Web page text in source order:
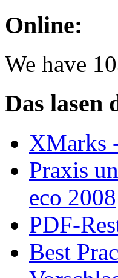
Online:
We have
Das lasen
XMarks
Praxis
eco 2008
PDF-
Best